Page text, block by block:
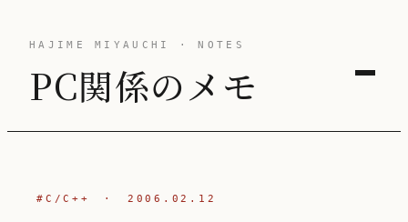
HAJIME MIYAUCHI · NOTES
PC関係のメモ
#C/C++ · 2006.02.12